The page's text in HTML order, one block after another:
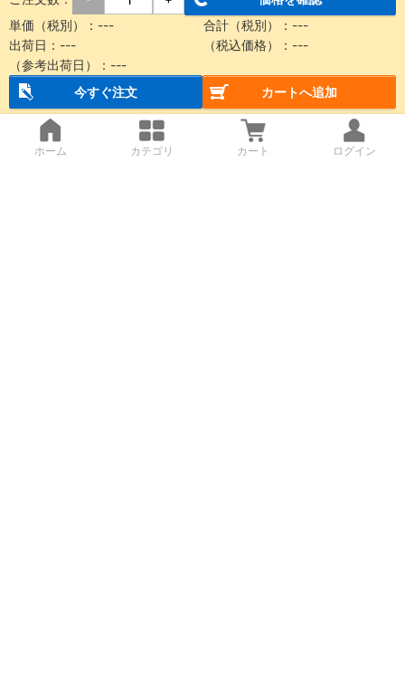
単価（税別）：---
合計（税別）：---
出荷日：---
（税込価格）：---
（参考出荷日）：---
今すぐ注文
カートへ追加
ホーム カテゴリ カート ログイン